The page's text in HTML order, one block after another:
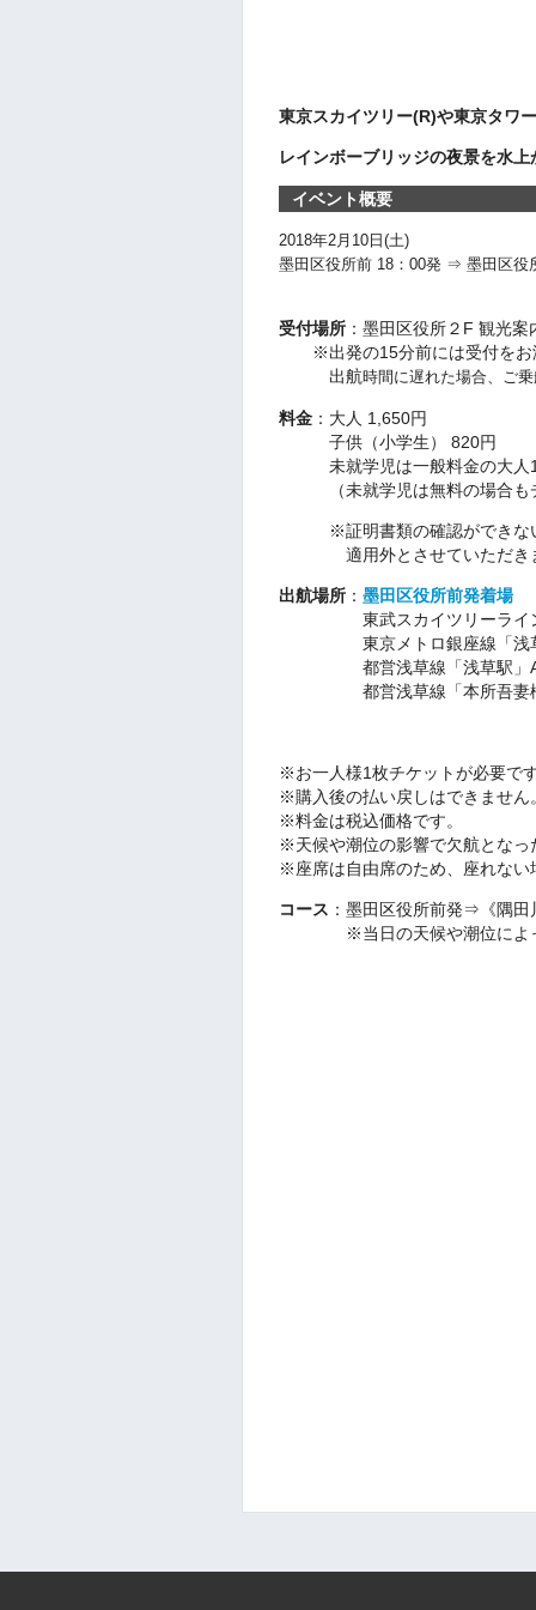
東京スカイツリー(R)や東京タワー
レインボーブリッジの夜景を水
イベント概要
2018年2月10日(土)
墨田区役所前 18：00発 ⇒ 墨田区役
受付場所 ：墨田区役所２F 観光
※出発の15分前には受付をお
出航時間に遅れた場合、ご
料金 ：大人 1,650円
子供（小学生） 820円
未就学児は一般料金の大人1
（未就学児は無料の場合もチ
※証明書類の確認ができない
適用外とさせていただきま
出航場所 ： 墨田区役所前発着場
東武スカイツリーライン
東京メトロ銀座線「浅草
都営浅草線「浅草駅」A5
都営浅草線「本所吾妻橋
※お一人様1枚チケットが必要です
※購入後の払い戻しはできません。
※料金は税込価格です。
※天候や潮位の影響で欠航となっ
※座席は自由席のため、座れない
コース ：墨田区役所前発⇒《隅
※当日の天候や潮位によって